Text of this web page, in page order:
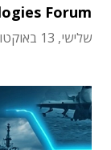
Forum
שלישי, 13 באוקטובר 2026